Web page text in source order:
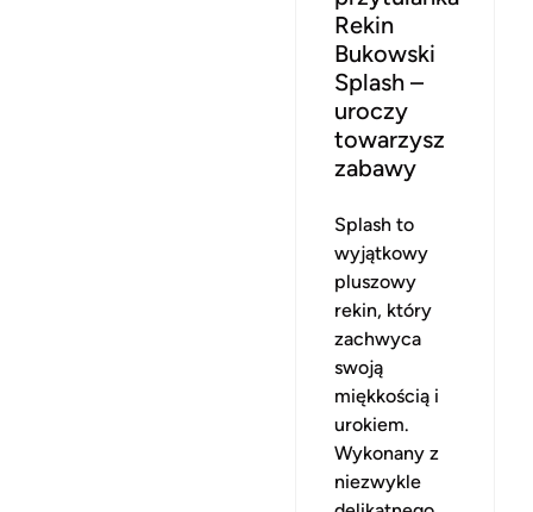
Rekin
Bukowski
Splash –
uroczy
towarzysz
zabawy
Splash to
wyjątkowy
pluszowy
rekin, który
zachwyca
swoją
miękkością i
urokiem.
Wykonany z
niezwykle